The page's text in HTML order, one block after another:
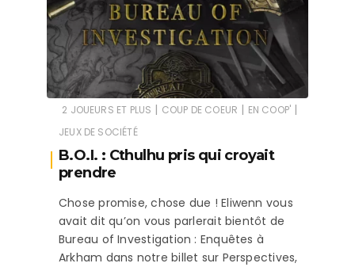
2 JOUEURS ET PLUS | COUP DE COEUR | EN COOP' |
JEUX DE SOCIÉTÉ
B.O.I. : Cthulhu pris qui croyait
prendre
Chose promise, chose due ! Eliwenn vous
avait dit qu’on vous parlerait bientôt de
Bureau of Investigation : Enquêtes à
Arkham dans notre billet sur Perspectives,